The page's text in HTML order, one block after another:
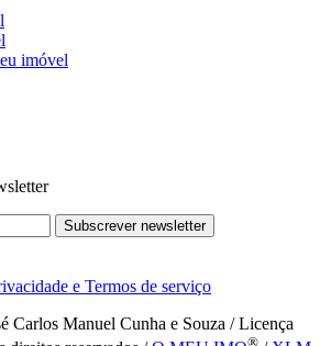
imóvel
Subscrever newsletter
e Termos de serviço
Carlos Manuel Cunha e Souza / Licença
®